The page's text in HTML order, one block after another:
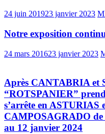
24 juin 201923 janvier 2023
Notre exposition
24 mars 201623 janvier 2023
Après CANTABRIA et
“ROTSPANIER”
s’arrête en
CAMPOSAGRADO de
au 12 janvier 2024